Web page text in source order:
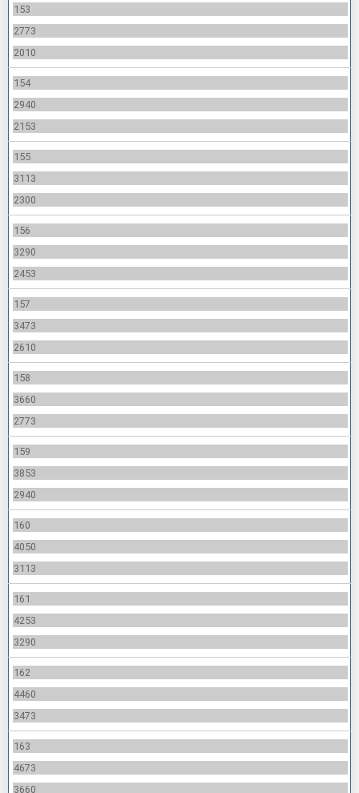
153
2773
2010
154
2940
2153
155
3113
2300
156
3290
2453
157
3473
2610
158
3660
2773
159
3853
2940
160
4050
3113
161
4253
3290
162
4460
3473
163
4673
3660